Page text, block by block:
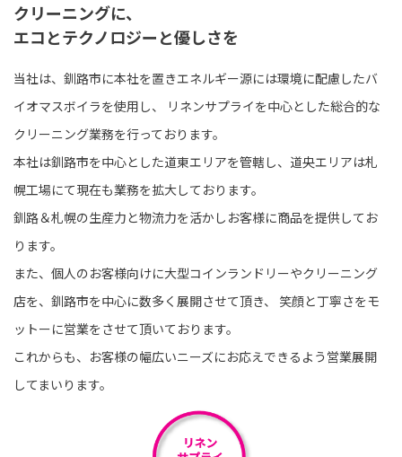
クリーニングに、
エコとテクノロジーと優しさを
当社は、釧路市に本社を置きエネルギー源には環境に配慮したバ
イオマスボイラを使用し、
リネンサプライを中心とした総合的な
クリーニング業務を行っております。
本社は釧路市を中心とした道東エリアを管轄し、道央エリアは札
幌工場にて現在も業務を拡大しております。
釧路＆札幌の生産力と物流力を活かしお客様に商品を提供してお
ります。
また、個人のお客様向けに大型コインランドリーやクリーニング
店を、釧路市を中心に数多く展開させて頂き、
笑顔と丁寧さをモ
ットーに営業をさせて頂いております。
これからも、お客様の幅広いニーズにお応えできるよう営業展開
してまいります。